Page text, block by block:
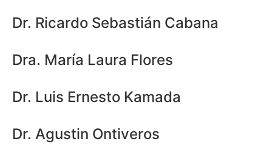
Dr. Ricardo Sebastián Cabana
Dra. María Laura Flores
Dr. Luis Ernesto Kamada
Dr. Agustin Ontiveros